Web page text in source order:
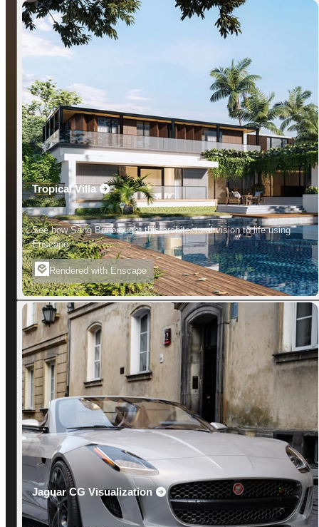
Tropical Villa
See how Sang Bui brought this architectural vision to life using
Enscape.
Rendered with Enscape
Jaguar CG Visualization